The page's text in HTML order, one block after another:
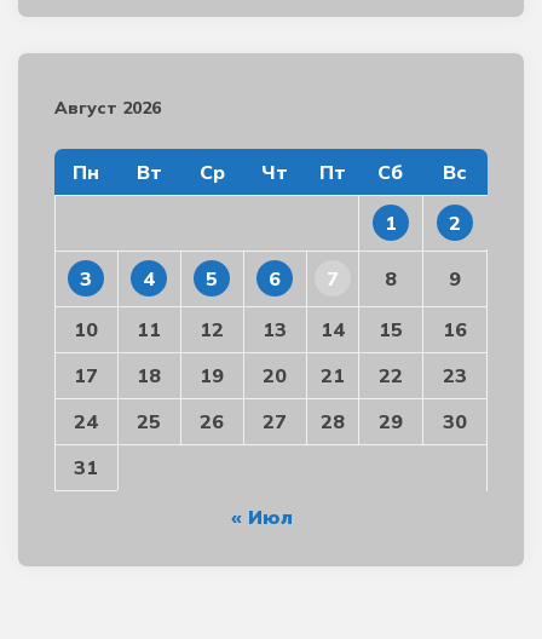
Август 2026
Пн Вт Ср Чт Пт Сб Вс
1 2
3 4 5 6 7 8 9
10 11 12 13 14 15
16
17
18 19 20 21 22
23
24
25 26 27 28 29
30
31
« Июл